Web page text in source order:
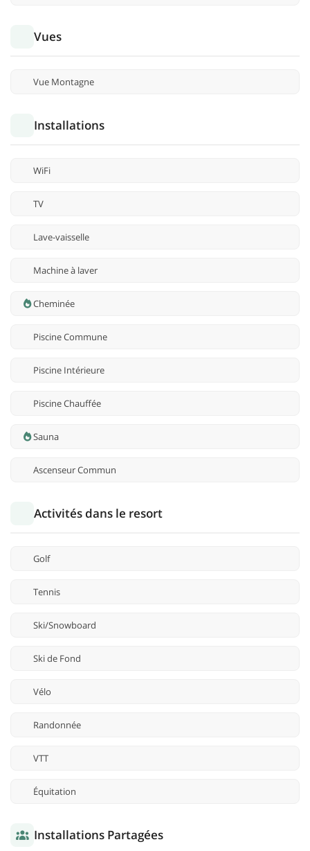
Vues
Vue Montagne
Installations
WiFi
TV
Lave-vaisselle
Machine à laver
Cheminée
Piscine Commune
Piscine Intérieure
Piscine Chauffée
Sauna
Ascenseur Commun
Activités dans le resort
Golf
Tennis
Ski/Snowboard
Ski de Fond
Vélo
Randonnée
VTT
Équitation
Installations Partagées